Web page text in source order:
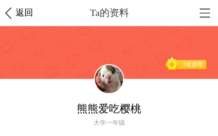
返回 Ta的资料
1枚勋章
熊熊爱吃樱桃
大学一年级